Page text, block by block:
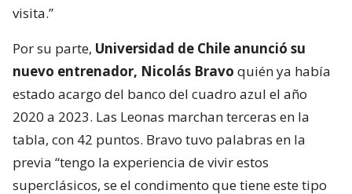
visita.”
Por su parte, Universidad de Chile anunció su
nuevo entrenador, Nicolás Bravo quién ya había
estado acargo del banco del cuadro azul el año
2020 a 2023. Las Leonas marchan terceras en la
tabla, con 42 puntos. Bravo tuvo palabras en la
previa “tengo la experiencia de vivir estos
superclásicos, se el condimento que tiene este tipo